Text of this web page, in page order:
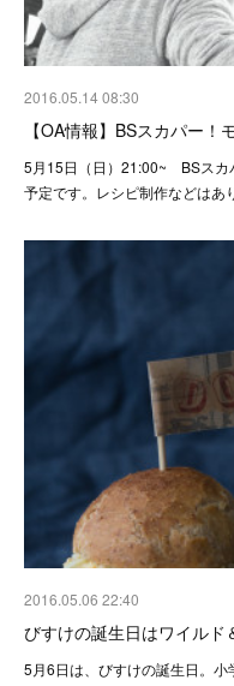
2016.05.14 08:30
【OA情報】BSスカパー！
5月15日（日）21:00~ BSス
予定です。レシピ制作などは
2016.05.06 22:40
びすけの誕生日はワイルド
5月6日は、びすけの誕生日。小